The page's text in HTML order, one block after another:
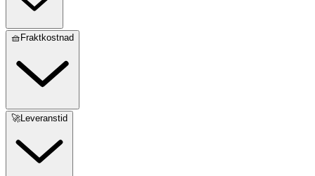
🧺Fraktkostnad
🚀Leveranstid